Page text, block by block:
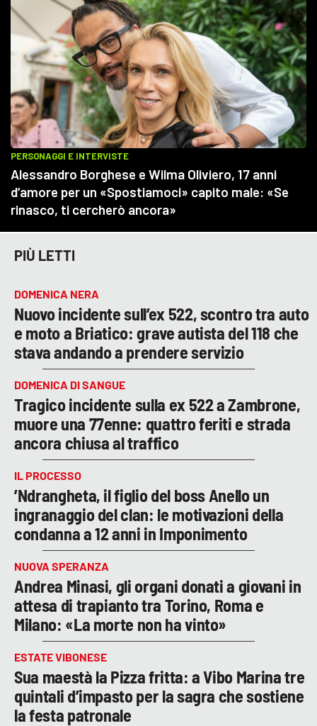
PIÙ LETTI
DOMENICA NERA
Nuovo incidente sull’ex 522, scontro tra auto
e moto a Briatico: grave autista del 118 che
stava andando a prendere servizio
DOMENICA DI SANGUE
Tragico incidente sulla ex 522 a Zambrone,
muore una 77enne: quattro feriti e strada
ancora chiusa al traffico
IL PROCESSO
’Ndrangheta, il figlio del boss Anello un
ingranaggio del clan: le motivazioni della
condanna a 12 anni in Imponimento
NUOVA SPERANZA
Andrea Minasi, gli organi donati a giovani in
attesa di trapianto tra Torino, Roma e
Milano: «La morte non ha vinto»
ESTATE VIBONESE
Sua maestà la Pizza fritta: a Vibo Marina tre
quintali d’impasto per la sagra che sostiene
la festa patronale